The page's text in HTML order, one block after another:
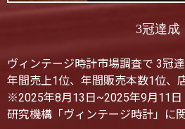
3冠達成
ヴィンテージ時計市場調査で 3冠
年間売上1位、年間販売本数1位、
※2025年8月13日~2025年9月11日
研究機構「ヴィンテージ時計」に